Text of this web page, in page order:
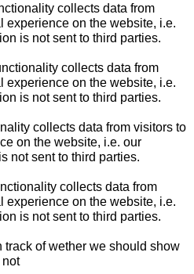
collects data from
experience on the website, i.e.
is not sent to third parties.
collects data from
experience on the website, i.e.
is not sent to third parties.
collects data from visitors to
on the website, i.e. our
not sent to third parties.
collects data from
experience on the website, i.e.
is not sent to third parties.
track of wether we should show
not